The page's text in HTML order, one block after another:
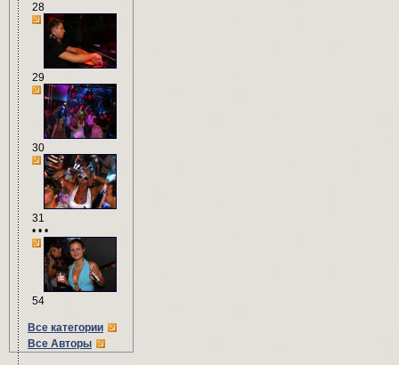
28
29
30
31
• • •
54
Все категории
Все Авторы